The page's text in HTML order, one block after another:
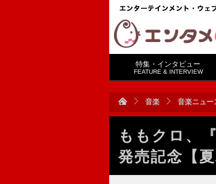
特集・インタビュー
FEATURE & INTERVIEW
音楽 音楽ニュー
ももクロ、
発売記念【